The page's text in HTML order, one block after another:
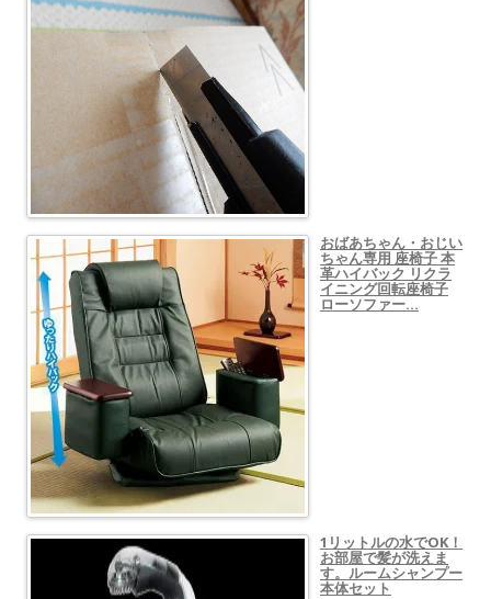
おばあちゃん・おじい
ちゃん専用 座椅子 本
革ハイバック リクラ
イニング回転座椅子
ローソファー…
1リットルの水でOK！
お部屋で髪が洗えま
す。ルームシャンプー
本体セット